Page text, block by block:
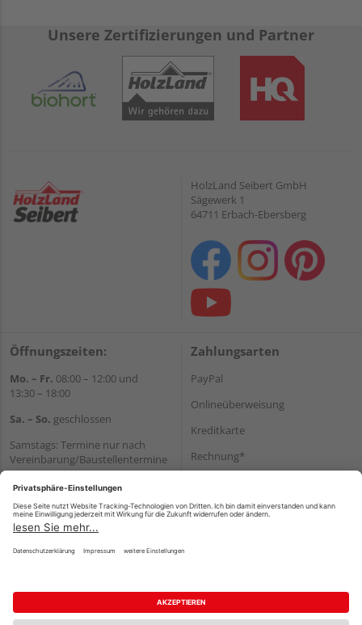
Unsere Zertifizierungen und Partner
HolzLand Seibert GmbH
Sägewerk 1
64711 Erbach-Ebersberg
Öffnungszeiten:
Mo. – Fr. 08:00 – 12:00 und
13:30 – 18:00
Sa. – So. geschlossen
Samstags: Termine nur nach
Vereinbarung/Baustellentermine
Wir helfen Ihnen gerne
weiter
Tel.:+49 6062 956180
E-Mail:shop@holzland-seibert.de
Zahlungsarten
PayPal
Onlineüberweisung
Kreditkarte
Rechnung*
Versand
Impressum AGB Widerruf
Datenschutz
Reservierungsbedingungen
Vertrag widerrufen